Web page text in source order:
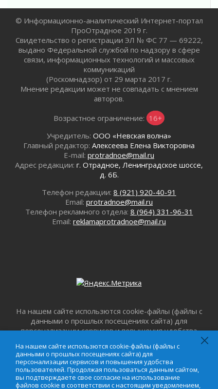
02 августа 2026
В Ивангороде назвали новых почетных
граждан Ленинградской области
02 августа 2026
Готовность №1
02 августа 2026
Километровые столбы «Дороги жизни»
отправили на реставрацию
Ленобласть внедрила передовую подготовку
операторов БПЛА
02 августа 2026
В Ивангороде появилась «Избушка-
воробушка»
02 августа 2026
Юхла, мука, кантеле и Водяной
01 августа 2026
Лето катится с горки
01 августа 2026
В Ленобласти открылась экспозиция к 150-
Болезнь девственниц и вампиров
01 августа 2026
В музей всей семьёй
Без заявлений и очередей
01 августа 2026
Не женское это дело...уверены?
01 августа 2026
© Информационно-аналитический Интернет-портал
ПроОтрадное 2019 г.
Свидетельство о регистрации ЭЛ № ФС 77 — 69222,
выдано Федеральной службой по надзору в сфере
связи, информационных технологий и массовых
коммуникаций
(Роскомнадзор) от 29 марта 2017 г.
Мнение редакции может не совпадать с мнением
авторов.
Возрастное ограничение: 16+
Учредитель: ООО «Невская волна»
Главный редактор: Алексеева Елена Викторовна
E-mail: protradnoe@mail.ru
Адрес редакции: г. Отрадное, Ленинградское шоссе,
д. 6Б.
Телефон редакции: 8 (921) 920-40-91
Email: protradnoe@mail.ru
Телефон рекламного отдела: 8 (964) 331-96-31
Email: reklamaprotradnoe@mail.ru
На нашем сайте использются cookie-файлы (файлы с
данными о прошлых посещениях сайта) для
персонализации сервисов и повышения удобства
сайтом, вы подтверждаете свое согласие на
использование файлов cookie в соответствии с
настоящим уведомлением,Пользовательским
соглашениемиСоглашением о
На нашем сайте использются cookie-файлы (файлы с
данными о прошлых посещениях сайта) для
персонализации сервисов и повышения удобства
пользователей. Продолжая пользоваться данным сайтом,
вы подтверждаете свое согласие на использование
файлов cookie в соответствии с настоящим уведомлением,